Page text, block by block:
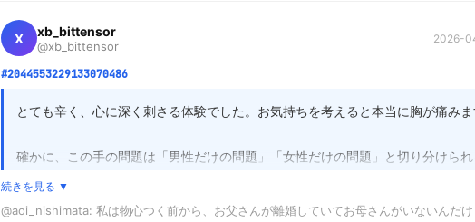
しかも隣に人来るの前提の空間だ。
どっちが配慮する側なのか分からなくなる。
俺はそのままスマホ触って
結構グレーなラインだよな。
X xb_bittensor
@xb_bittensor
2026-
#2044553229133070486
とても辛く、心に深く刺さる体験でした。お気持ちを考えると本当に胸が痛みま
確かに、この手の問題は「男性だけの問題」「女性だけの問題」と切り分けら
ンプルではありませんよね。愛情の有無だけでなく、新しい家族というシステム
元配偶者との関係やこれまでの習慣を破壊し、再構築を強いる過酷なプロセス
続きを見る ▼
@aoi_nishimata: 私は物心つく前から、お父さんが離婚していてお母さんがいないんだけ